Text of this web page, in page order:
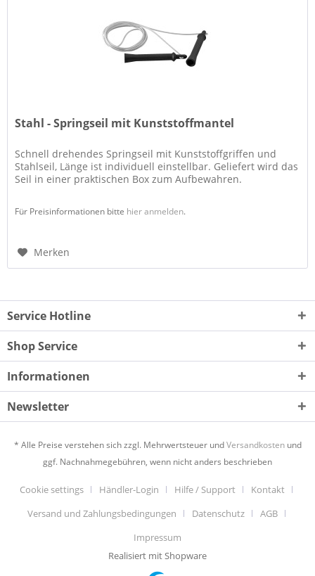
Stahl - Springseil mit Kunststoffmantel
Schnell drehendes Springseil mit Kunststoffgriffen und
Stahlseil, Länge ist individuell einstellbar. Geliefert wird das
Seil in einer praktischen Box zum Aufbewahren.
Für Preisinformationen bitte hier anmelden.
Merken
Service Hotline
Shop Service
Informationen
Newsletter
* Alle Preise verstehen sich zzgl. Mehrwertsteuer undVersandkostenund
ggf. Nachnahmegebühren, wenn nicht anders beschrieben
Cookie settings Händler-Login Hilfe / Support
Kontakt
Versand und Zahlungsbedingungen
Datenschutz
AGB
Impressum
Realisiert mit Shopware